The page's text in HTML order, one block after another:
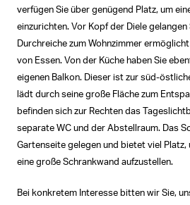
verfügen Sie über genügend Platz, um
einzurichten. Vor Kopf der Diele gelangen
Durchreiche zum Wohnzimmer
von Essen. Von der Küche haben Sie
eigenen Balkon. Dieser ist zur süd-
lädt durch seine große Fläche zum
befinden sich zur Rechten das
separate WC und der Abstellraum. Das
Gartenseite gelegen und bietet viel Platz,
eine große Schrankwand aufzustellen.
Bei konkretem Interesse bitten wir Sie,